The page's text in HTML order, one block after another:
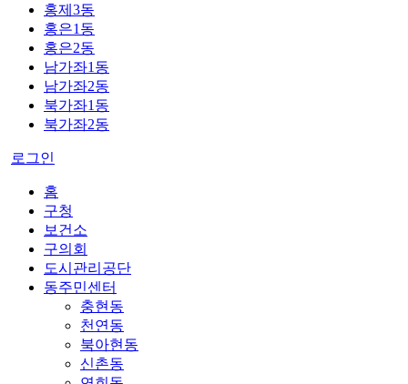
홍제3동
홍은1동
홍은2동
남가좌1동
남가좌2동
북가좌1동
북가좌2동
로그인
홈
구청
보건소
구의회
도시관리공단
동주민센터
충현동
천연동
북아현동
신촌동